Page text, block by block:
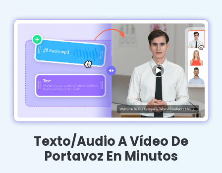
Texto/audio A Vídeo De
Portavoz En Minutos